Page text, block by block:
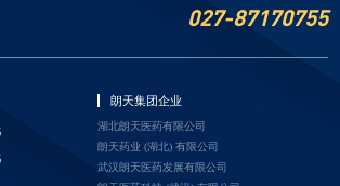
027-87170755
朗天集团企业
湖北朗天医药有限公司
朗天药业 (湖北) 有限公司
武汉朗天医药发展有限公司